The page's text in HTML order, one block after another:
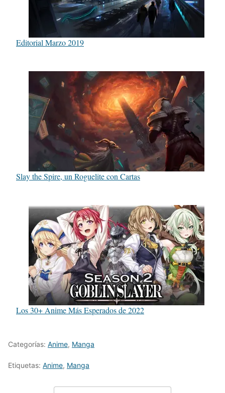
Editorial Marzo 2019
Slay the Spire, un Roguelite con Cartas
Los 30+ Anime Más Esperados de 2022
Categorías: Anime, Manga
Etiquetas: Anime, Manga